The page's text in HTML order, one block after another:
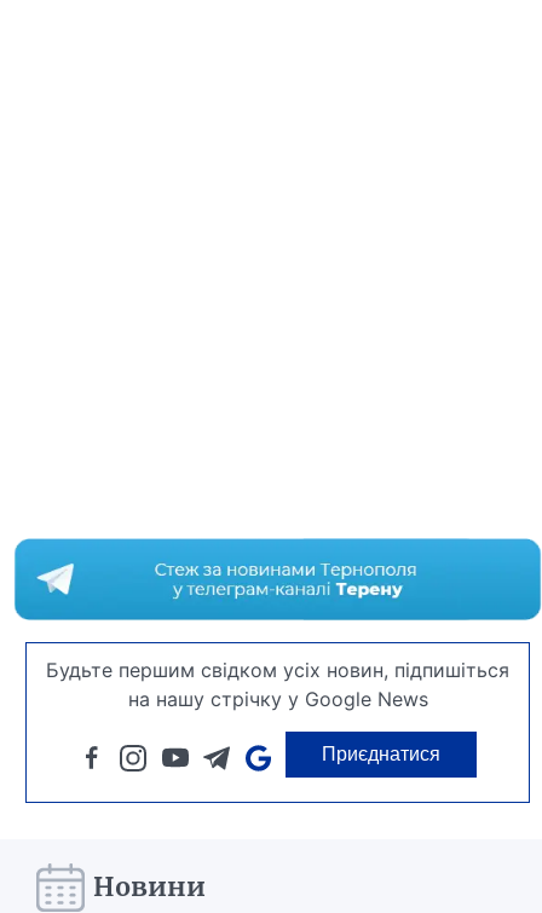
Будьте першим свідком усіх новин, підпишіться
на нашу стрічку у Google News
Приєднатися
Новини